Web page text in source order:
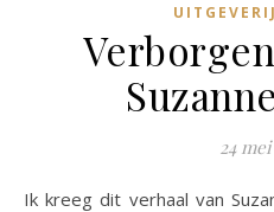
24
Ik kreeg dit verhaal van Suzanne Peters. Ik was toch wel